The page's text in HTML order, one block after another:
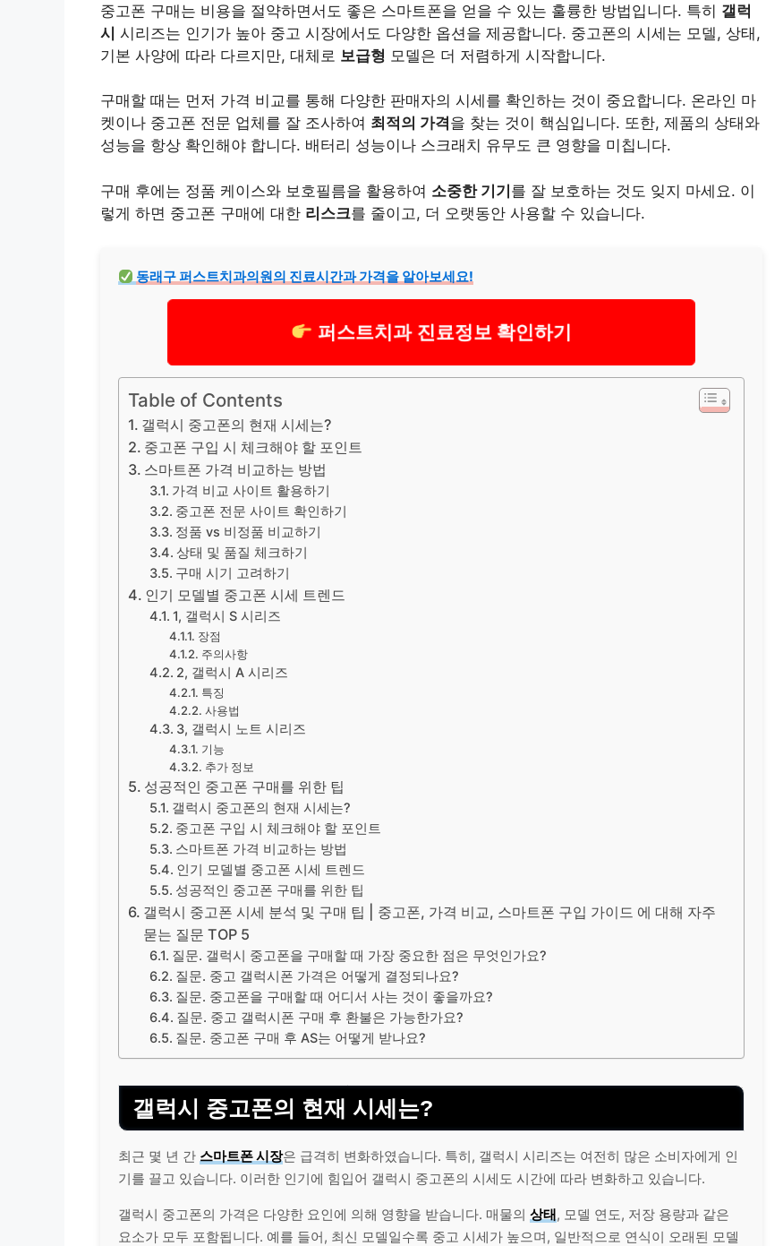
중고폰 구매는 비용을 절약하면서도 좋은 스마트폰을 얻을 수 있는 훌륭한 방법입니다. 특히 갤럭
시 시리즈는 인기가 높아 중고 시장에서도 다양한 옵션을 제공합니다. 중고폰의 시세는 모델, 상태,
기본 사양에 따라 다르지만, 대체로 보급형 모델은 더 저렴하게 시작합니다.
구매할 때는 먼저 가격 비교를 통해 다양한 판매자의 시세를 확인하는 것이 중요합니다. 온라인 마
켓이나 중고폰 전문 업체를 잘 조사하여 최적의 가격을 찾는 것이 핵심입니다. 또한, 제품의 상태와
성능을 항상 확인해야 합니다. 배터리 성능이나 스크래치 유무도 큰 영향을 미칩니다.
구매 후에는 정품 케이스와 보호필름을 활용하여 소중한 기기를 잘 보호하는 것도 잊지 마세요. 이
렇게 하면 중고폰 구매에 대한 리스크를 줄이고, 더 오랫동안 사용할 수 있습니다.
동래구퍼스트치과의원의 진료시간과 가격을 알아보세요!
퍼스트치과 진료정보 확인하기
Table of Contents
갤럭시 중고폰의 현재 시세는?
중고폰 구입 시 체크해야 할 포인트
스마트폰 가격 비교하는 방법
가격 비교 사이트 활용하기
중고폰 전문 사이트 확인하기
정품 vs 비정품 비교하기
상태 및 품질 체크하기
구매 시기 고려하기
인기 모델별 중고폰 시세 트렌드
1, 갤럭시 S 시리즈
장점
주의사항
2, 갤럭시 A 시리즈
특징
사용법
3, 갤럭시 노트 시리즈
기능
추가 정보
성공적인 중고폰 구매를 위한 팁
갤럭시 중고폰의 현재 시세는?
중고폰 구입 시 체크해야 할 포인트
스마트폰 가격 비교하는 방법
인기 모델별 중고폰 시세 트렌드
성공적인 중고폰 구매를 위한 팁
갤럭시 중고폰 시세 분석 및 구매 팁 | 중고폰, 가격 비교, 스마트폰 구입 가이드 에 대해 자주
묻는 질문 TOP 5
질문. 갤럭시 중고폰을 구매할 때 가장 중요한 점은 무엇인가요?
질문. 중고 갤럭시폰 가격은 어떻게 결정되나요?
질문. 중고폰을 구매할 때 어디서 사는 것이 좋을까요?
질문. 중고 갤럭시폰 구매 후 환불은 가능한가요?
질문. 중고폰 구매 후 AS는 어떻게 받나요?
갤럭시 중고폰의 현재 시세는?
최근 몇 년 간 스마트폰 시장은 급격히 변화하였습니다. 특히, 갤럭시 시리즈는 여전히 많은 소비자에게 인
기를 끌고 있습니다. 이러한 인기에 힘입어 갤럭시 중고폰의 시세도 시간에 따라 변화하고 있습니다.
갤럭시 중고폰의 가격은 다양한 요인에 의해 영향을 받습니다. 매물의 상태, 모델 연도, 저장 용량과 같은
요소가 모두 포함됩니다. 예를 들어, 최신 모델일수록 중고 시세가 높으며, 일반적으로 연식이 오래된 모델